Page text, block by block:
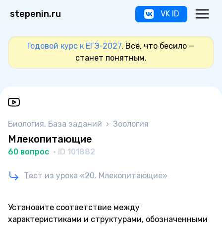
stepenin.ru VK ID
Годовой курс к ЕГЭ-2027. Всё, что бесило —
станет понятным.
Биология. База заданий › Зоология
Млекопитающие
60 вопрос · ID 101882
Тест из урока «20. Млекопитающие»
Установите соответствие между
характеристиками и структурами, обозначенными